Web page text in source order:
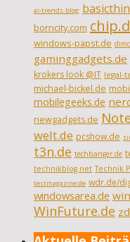
ai-trends.blog
borncity.com
windows-papst.de
gaminggadgets.de
krokers look @IT legal-
michael-bickel.de
mobilegeeks.de
newgadgets.de
welt.de pcshow.de
t3n.de techbanger.de
technikblog.net Technik
testmagazine.de wdr.de/
windowsarea.de
WinFuture.de